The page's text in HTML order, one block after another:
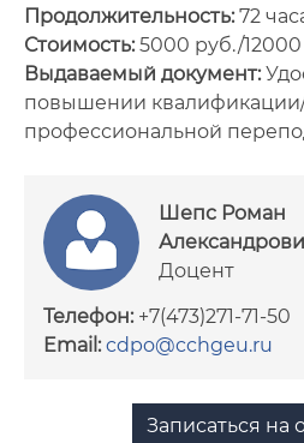
программы
Сотрудники
Документы
образовательных
Продолжительность:72
Стоимость:5000 руб./
Выдаваемый документ:
повышении
профессиональной
Шепс Роман
Доцент
Телефон:+7(473)271-71-50
Email: cdpo@cchgeu.ru
Записаться на